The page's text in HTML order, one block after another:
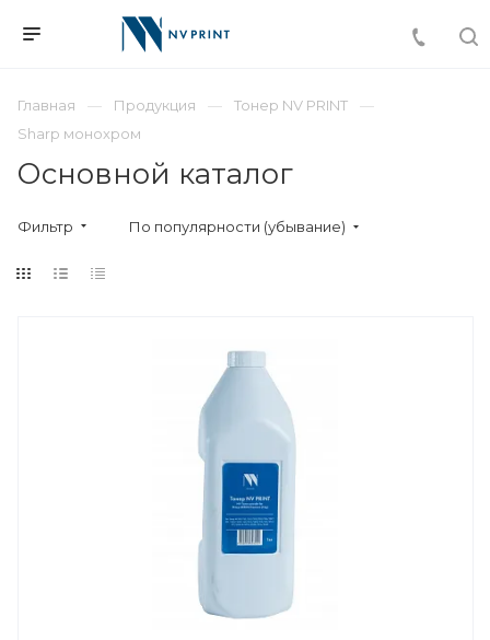
Главная Продукция
Тонер NV PRINT
Sharp монохром
Основной каталог
Фильтр По популярности (убывание)